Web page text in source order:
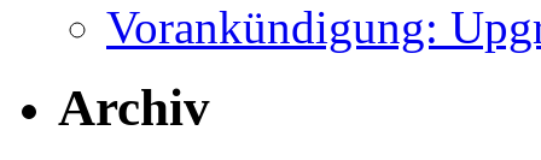
Vorankündigung:
Archiv